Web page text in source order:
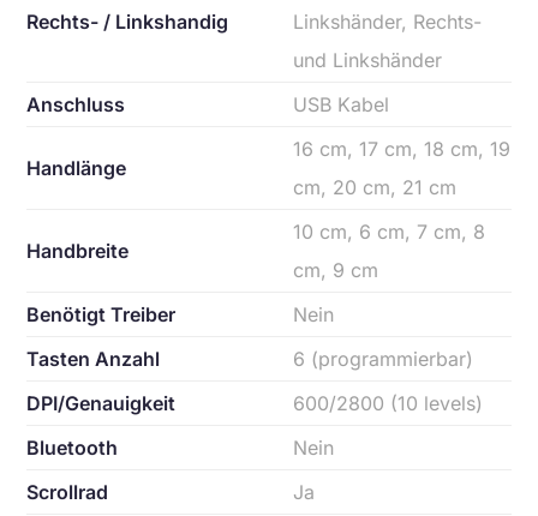
Rechts- / Linkshandig
Linkshänder, Rechts-
und Linkshänder
Anschluss
USB Kabel
Handlänge
16 cm, 17 cm, 18 cm, 19
cm, 20 cm, 21 cm
Handbreite
10 cm, 6 cm, 7 cm, 8
cm, 9 cm
Benötigt Treiber
Nein
Tasten Anzahl
6 (programmierbar)
DPI/Genauigkeit
600/2800 (10 levels)
Bluetooth
Nein
Scrollrad
Ja